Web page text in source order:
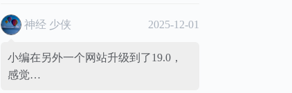
神经 少侠 2025-12-01
小编在另外一个网站升级到了19.0，
感觉…